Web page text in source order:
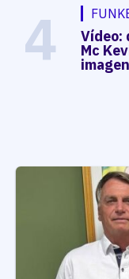
4 Vídeo:
Mc